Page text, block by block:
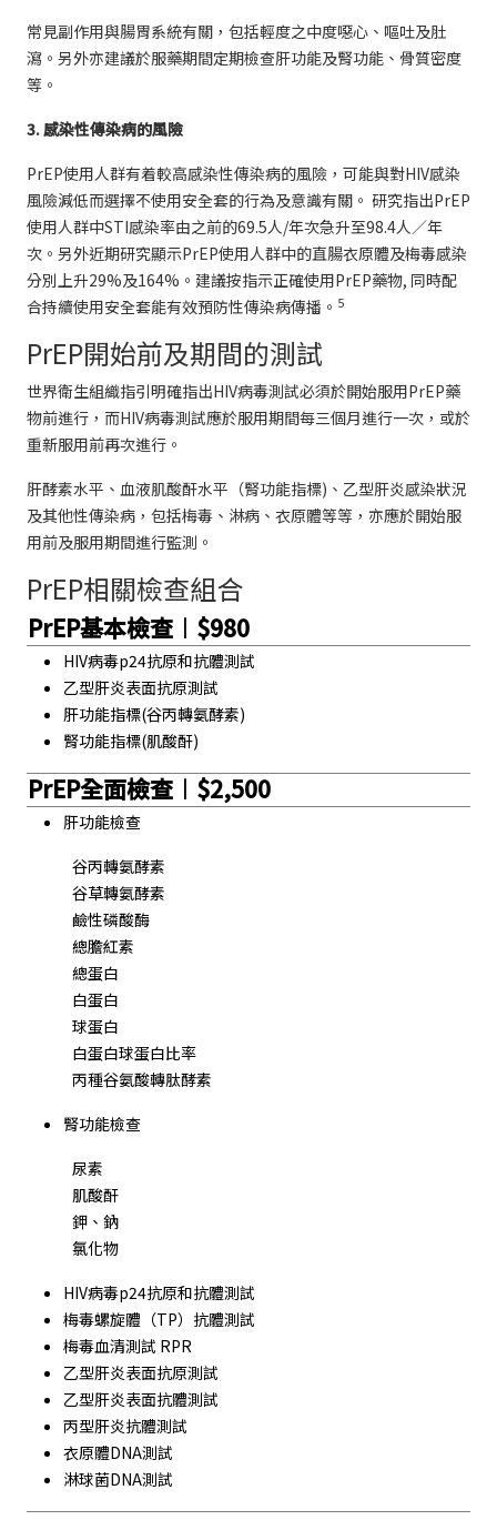
常見副作用與腸胃系統有關，包括輕度之中度噁心、嘔吐及肚
瀉。另外亦建議於服藥期間定期檢查肝功能及腎功能、骨質密度
等。
3. 感染性傳染病的風險
PrEP使用人群有着較高感染性傳染病的風險，可能與對HIV感染
風險減低而選擇不使用安全套的行為及意識有關。 研究指出PrEP
使用人群中STI感染率由之前的69.5人/年次急升至98.4人／年
次。另外近期研究顯示PrEP使用人群中的直腸衣原體及梅毒感染
分別上升29%及164%。建議按指示正確使用PrEP藥物, 同時配
合持續使用安全套能有效預防性傳染病傳播。 5
PrEP開始前及期間的測試
世界衛生組織指引明確指出HIV病毒測試必須於開始服用PrEP藥
物前進行，而HIV病毒測試應於服用期間每三個月進行一次，或於
重新服用前再次進行。
肝酵素水平、血液肌酸酐水平（腎功能指標)、乙型肝炎感染狀況
及其他性傳染病，包括梅毒、淋病、衣原體等等，亦應於開始服
用前及服用期間進行監測。
PrEP相關檢查組合
PrEP基本檢查︱$980
HIV病毒p24抗原和抗體測試
乙型肝炎表面抗原測試
肝功能指標(谷丙轉氨酵素)
腎功能指標(肌酸酐)
PrEP全面檢查︱$2,500
肝功能檢查
谷丙轉氨酵素
谷草轉氨酵素
鹼性磷酸酶
總膽紅素
總蛋白
白蛋白
球蛋白
白蛋白球蛋白比率
丙種谷氨酸轉肽酵素
腎功能檢查
尿素
肌酸酐
鉀、鈉
氯化物
HIV病毒p24抗原和抗體測試
梅毒螺旋體（TP）抗體測試
梅毒血清測試 RPR
乙型肝炎表面抗原測試
乙型肝炎表面抗體測試
丙型肝炎抗體測試
衣原體DNA測試
淋球菌DNA測試